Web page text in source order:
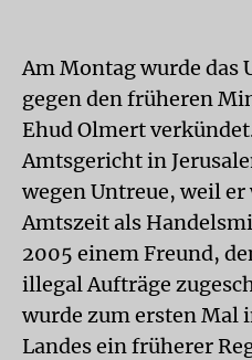
Am Montag wurde das
gegen den früheren
Ehud Olmert
Amtsgericht in
wegen Untreue, weil
Amtszeit als
2005 einem Freund,
illegal Aufträge
wurde zum ersten Mal
Landes ein früherer